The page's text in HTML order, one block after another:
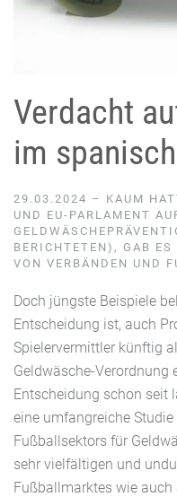
Verdacht
im
29.03.2024 – KAUM
UND EU-PARLAMENT
BERICHTETEN), GAB
VON VERBÄNDEN UND
Doch jüngste Beispiele
Entscheidung ist, auch
Spielervermittler künftig
Geldwäsche-
Entscheidung schon seit
eine umfangreiche Studie
Fußballsektors für
sehr vielfältigen und
Fußballmarktes wie auch